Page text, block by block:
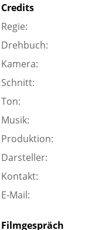
Credits
Regie:
Drehbuch:
Kamera:
Schnitt:
Ton:
Musik:
Produktion:
Darsteller:
Kontakt:
E-Mail:
Filmgespräch